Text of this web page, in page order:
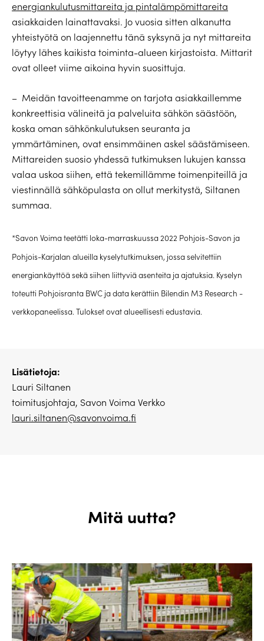
energiankulutusmittareita ja pintalämpömittareita
asiakkaiden lainattavaksi. Jo vuosia sitten alkanutta
yhteistyötä on laajennettu tänä syksynä ja nyt mittareita
löytyy lähes kaikista toiminta-alueen kirjastoista. Mittarit
ovat olleet viime aikoina hyvin suosittuja.
– Meidän tavoitteenamme on tarjota asiakkaillemme
konkreettisia välineitä ja palveluita sähkön säästöön,
koska oman sähkönkulutuksen seuranta ja
ymmärtäminen, ovat ensimmäinen askel säästämiseen.
Mittareiden suosio yhdessä tutkimuksen lukujen kanssa
valaa uskoa siihen, että tekemillämme toimenpiteillä ja
viestinnällä sähköpulasta on ollut merkitystä, Siltanen
summaa.
*Savon Voima teetätti loka-marraskuussa 2022 Pohjois-Savon ja
Pohjois-Karjalan alueilla kyselytutkimuksen, jossa selvitettiin
energiankäyttöä sekä siihen liittyviä asenteita ja ajatuksia. Kyselyn
toteutti Pohjoisranta BWC ja data kerättiin Bilendin M3 Research -
verkkopaneelissa. Tulokset ovat alueellisesti edustavia.
Lisätietoja:
Lauri Siltanen
toimitusjohtaja, Savon Voima Verkko
lauri.siltanen@savonvoima.fi
Mitä uutta?